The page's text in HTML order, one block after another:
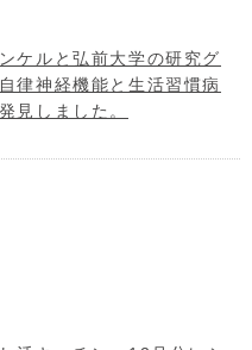
ケルと弘前大学の研究グ
律神経機能と生活習慣病
見しました。